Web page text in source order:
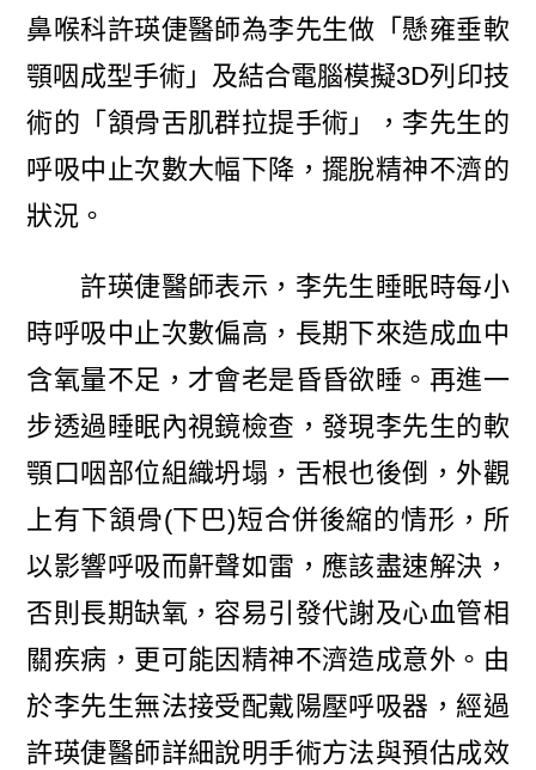
鼻喉科許瑛倢醫師為李先生做「懸雍垂軟
顎咽成型手術」及結合電腦模擬3D列印技
術的「頷骨舌肌群拉提手術」，李先生的
呼吸中止次數大幅下降，擺脫精神不濟的
狀況。
許瑛倢醫師表示，李先生睡眠時每小
時呼吸中止次數偏高，長期下來造成血中
含氧量不足，才會老是昏昏欲睡。再進一
步透過睡眠內視鏡檢查，發現李先生的軟
顎口咽部位組織坍塌，舌根也後倒，外觀
上有下頷骨(下巴)短合併後縮的情形，所
以影響呼吸而鼾聲如雷，應該盡速解決，
否則長期缺氧，容易引發代謝及心血管相
關疾病，更可能因精神不濟造成意外。由
於李先生無法接受配戴陽壓呼吸器，經過
許瑛倢醫師詳細說明手術方法與預估成效